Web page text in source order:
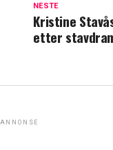
NESTE
Kristine
etter
ANNONSE